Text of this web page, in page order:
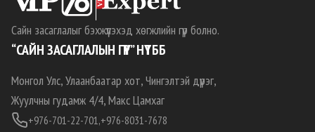
Сайн засаглалыг бэхжүүлэхэд хөгжлийн гүүр болно.
“САЙН ЗАСАГЛАЛЫН ГҮҮР” НҮТББ
Монгол Улс, Улаанбаатар хот, Чингэлтэй дүүрэг,
Жуулчны гудамж 4/4, Макс Цамхаг
+976-701-22-701,+976-8031-7678